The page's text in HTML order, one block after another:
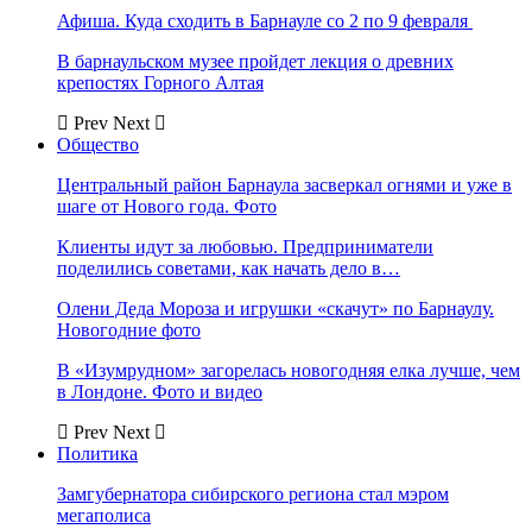
Афиша. Куда сходить в Барнауле со 2 по 9 февраля
В барнаульском музее пройдет лекция о древних
крепостях Горного Алтая
Prev Next
Общество
Центральный район Барнаула засверкал огнями и уже в
шаге от Нового года. Фото
Клиенты идут за любовью. Предприниматели
поделились советами, как начать дело в…
Олени Деда Мороза и игрушки «скачут» по Барнаулу.
Новогодние фото
В «Изумрудном» загорелась новогодняя елка лучше, чем
в Лондоне. Фото и видео
Prev Next
Политика
Замгубернатора сибирского региона стал мэром
мегаполиса